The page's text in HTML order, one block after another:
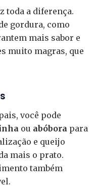
toda a diferença.
gordura, como
mais sabor e
muito magras, que
você pode
ou abóbora para
e queijo
mais o prato.
também